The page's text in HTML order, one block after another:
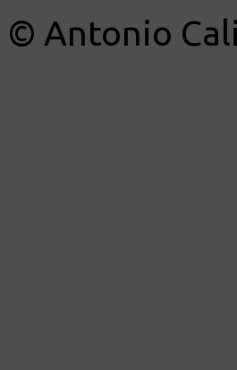
© Antonio